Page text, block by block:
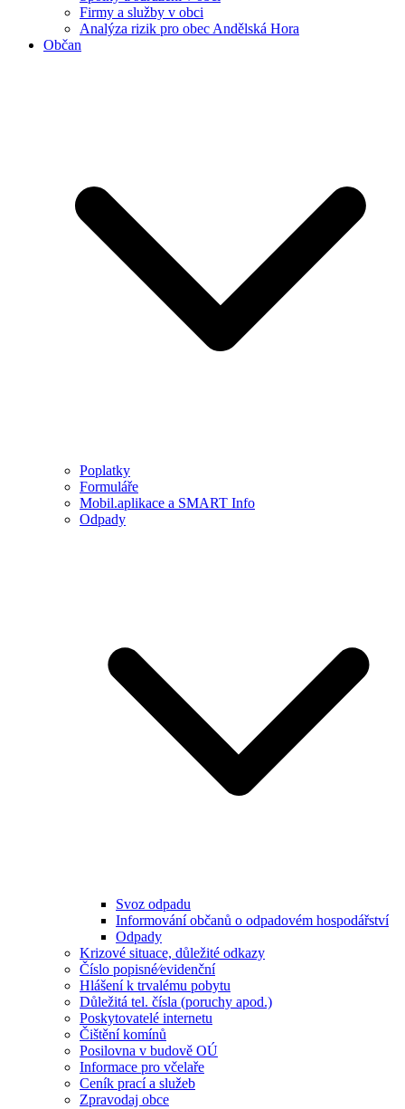
Firmy a služby v obci
Analýza rizik pro obec Andělská Hora
Občan
Poplatky
Formuláře
Mobil.aplikace a SMART Info
Odpady
Svoz odpadu
Informování občanů o odpadovém hospodářství
Odpady
Krizové situace, důležité odkazy
Číslo popisné⁄evidenční
Hlášení k trvalému pobytu
Důležitá tel. čísla (poruchy apod.)
Poskytovatelé internetu
Čištění komínů
Posilovna v budově OÚ
Informace pro včelaře
Ceník prací a služeb
Zpravodaj obce